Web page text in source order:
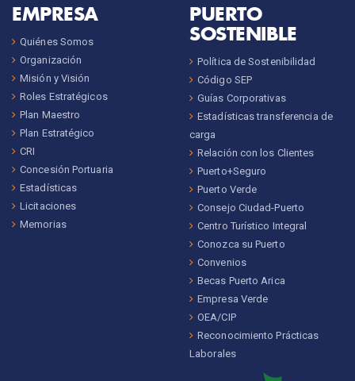
EMPRESA
Quiénes Somos
Organización
Misión y Visión
Roles Estratégicos
Plan Maestro
Plan Estratégico
CRI
Concesión Portuaria
Estadísticas
Licitaciones
Memorias
PUERTO
SOSTENIBLE
Política de Sostenibilidad
Código SEP
Guías Corporativas
Estadísticas transferencia de
carga
Relación con los Clientes
Puerto+Seguro
Puerto Verde
Consejo Ciudad-Puerto
Centro Turístico Integral
Conozca su Puerto
Convenios
Becas Puerto Arica
Empresa Verde
OEA/CIP
Reconocimiento Prácticas
Laborales